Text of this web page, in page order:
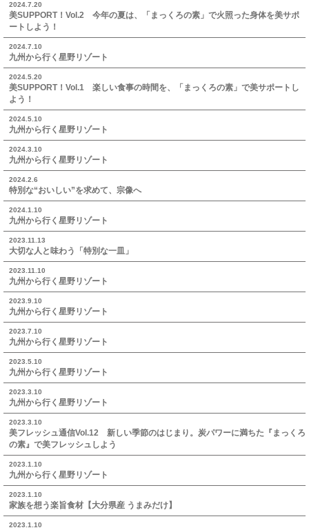
2024.7.20
美SUPPORT！Vol.2 今年の夏は、「まっくろの素」で火照った身体を美サポ
ートしよう！
2024.7.10
九州から行く星野リゾート
2024.5.20
美SUPPORT！Vol.1 楽しい食事の時間を、「まっくろの素」で美サポートし
よう！
2024.5.10
九州から行く星野リゾート
2024.3.10
九州から行く星野リゾート
2024.2.6
特別な“おいしい”を求めて、宗像へ
2024.1.10
九州から行く星野リゾート
2023.11.13
大切な人と味わう「特別な一皿」
2023.11.10
九州から行く星野リゾート
2023.9.10
九州から行く星野リゾート
2023.7.10
九州から行く星野リゾート
2023.5.10
九州から行く星野リゾート
2023.3.10
九州から行く星野リゾート
2023.3.10
美フレッシュ通信Vol.12 新しい季節のはじまり。炭パワーに満ちた『まっくろ
の素』で美フレッシュしよう
2023.1.10
九州から行く星野リゾート
2023.1.10
家族を想う楽旨食材【大分県産 うまみだけ】
2023.1.10